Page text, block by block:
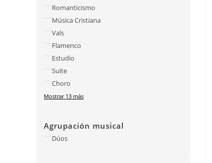
Romanticismo
Música Cristiana
Vals
Flamenco
Estudio
Suite
Choro
Mostrar 13 más
Agrupación musical
Dúos